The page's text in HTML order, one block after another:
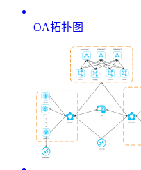
OA拓扑图